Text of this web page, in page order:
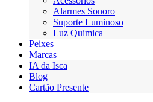
Alarmes Sonoro
Suporte Luminoso
Luz Quimica
Peixes
Marcas
IA da Isca
Blog
Cartão Presente